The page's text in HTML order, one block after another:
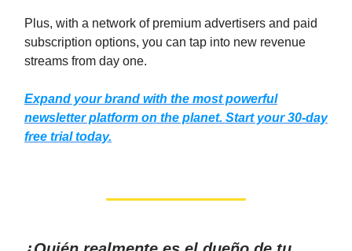
Plus, with a network of premium advertisers and paid
subscription options, you can tap into new revenue
streams from day one.
Expand your brand with the most powerful
newsletter platform on the planet. Start your 30-day
free trial today.